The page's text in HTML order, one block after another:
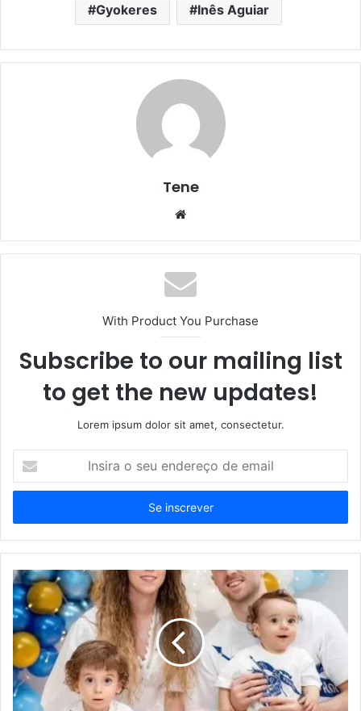
Gyokeres Inês Aguiar
Tene
Website
With Product You Purchase
Subscribe to our mailing list
to get the new updates!
Lorem ipsum dolor sit amet, consectetur.
seu
de
email